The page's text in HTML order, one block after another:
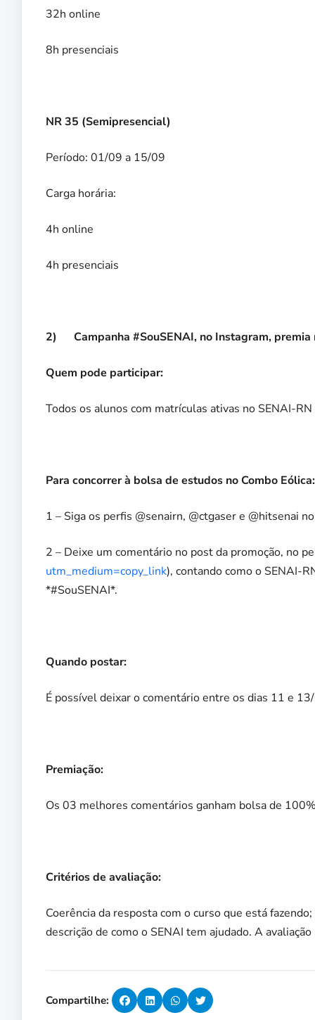
32h online
8h presenciais
NR 35 (Semipresencial)
Período: 01/09 a 15/09
Carga horária:
4h online
4h presenciais
2) Campanha #SouSENAI, no Instagram, premia
Quem pode participar:
Todos os alunos com matrículas ativas no SENAI-RN
Para concorrer à bolsa de estudos no Combo Eólica:
1 – Siga os perfis @senairn, @ctgaser e @hitsenai
2 – Deixe um comentário no post da promoção, no
utm_medium=copy_link), contando como o SENAI-
*#SouSENAI*.
Quando postar:
É possível deixar o comentário entre os dias 11 e
Premiação:
Os 03 melhores comentários ganham bolsa de
Critérios de avaliação:
Coerência da resposta com o curso que está
descrição de como o SENAI tem ajudado. A
Compartilhe: